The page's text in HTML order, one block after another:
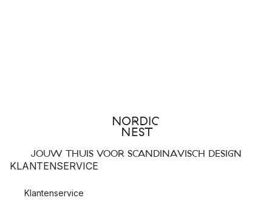
JOUW THUIS VOOR SCANDINAVISCH DESIGN
KLANTENSERVICE
Klantenservice